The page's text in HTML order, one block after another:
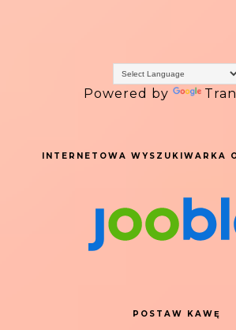
Powered by
INTERNETOWA WYSZUKIWARKA
POSTAW KAWĘ